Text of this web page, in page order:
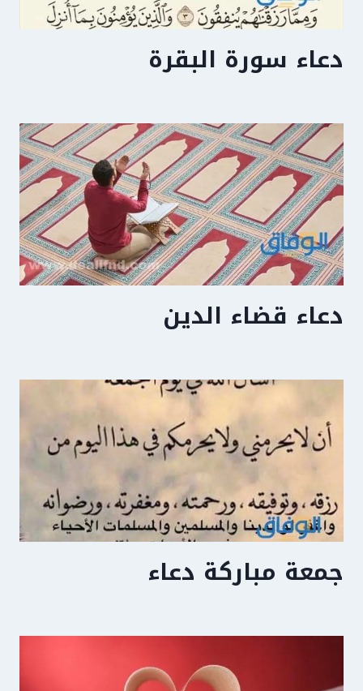
دعاء سورة البقرة
دعاء قضاء الدين
جمعة مباركة دعاء